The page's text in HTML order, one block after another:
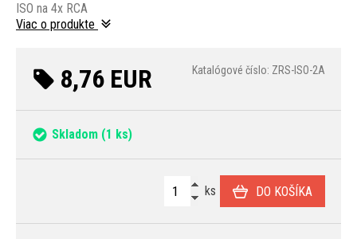
ISO na 4x RCA
Viac o produkte
8,76 EUR Katalógové číslo: ZRS-ISO-2A
Skladom (1 ks)
ks DO KOŠÍKA